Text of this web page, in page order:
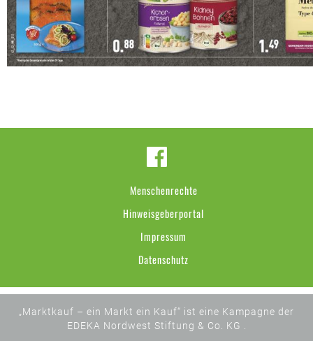
Menschenrechte
Hinweisgeberportal
Impressum
Datenschutz
„Marktkauf – ein Markt ein Kauf“ ist eine Kampagne der
EDEKA Nordwest Stiftung & Co. KG .